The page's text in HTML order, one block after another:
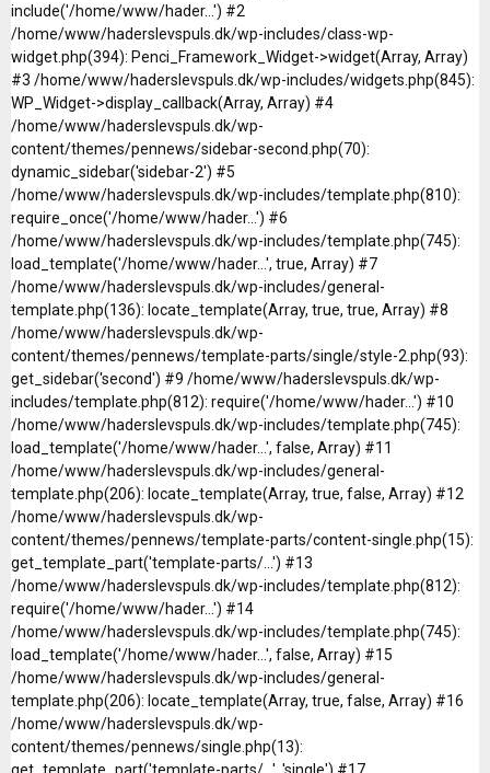
include('/home/www/hader...') #2
/home/www/haderslevspuls.dk/wp-includes/class-wp-
widget.php(394): Penci_Framework_Widget->widget(Array, Array)
#3 /home/www/haderslevspuls.dk/wp-includes/widgets.php(845):
WP_Widget->display_callback(Array, Array) #4
/home/www/haderslevspuls.dk/wp-
content/themes/pennews/sidebar-second.php(70):
dynamic_sidebar('sidebar-2') #5
/home/www/haderslevspuls.dk/wp-includes/template.php(810):
require_once('/home/www/hader...') #6
/home/www/haderslevspuls.dk/wp-includes/template.php(745):
load_template('/home/www/hader...', true, Array) #7
/home/www/haderslevspuls.dk/wp-includes/general-
template.php(136): locate_template(Array, true, true, Array) #8
/home/www/haderslevspuls.dk/wp-
content/themes/pennews/template-parts/single/style-2.php(93):
get_sidebar('second') #9 /home/www/haderslevspuls.dk/wp-
includes/template.php(812): require('/home/www/hader...') #10
/home/www/haderslevspuls.dk/wp-includes/template.php(745):
load_template('/home/www/hader...', false, Array) #11
/home/www/haderslevspuls.dk/wp-includes/general-
template.php(206): locate_template(Array, true, false, Array) #12
/home/www/haderslevspuls.dk/wp-
content/themes/pennews/template-parts/content-single.php(15):
get_template_part('template-parts/...') #13
/home/www/haderslevspuls.dk/wp-includes/template.php(812):
require('/home/www/hader...') #14
/home/www/haderslevspuls.dk/wp-includes/template.php(745):
load_template('/home/www/hader...', false, Array) #15
/home/www/haderslevspuls.dk/wp-includes/general-
template.php(206): locate_template(Array, true, false, Array) #16
/home/www/haderslevspuls.dk/wp-
content/themes/pennews/single.php(13):